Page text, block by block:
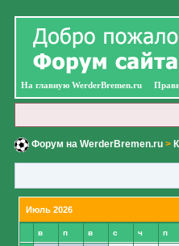
На главную WerderBremen.ru
Форум на WerderBremen.ru>
Июль 2026
в п в с ч п